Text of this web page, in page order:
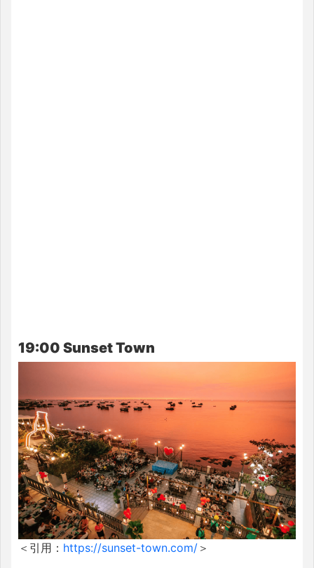
19:00 Sunset Town
＜引用： https://sunset-town.com/ ＞